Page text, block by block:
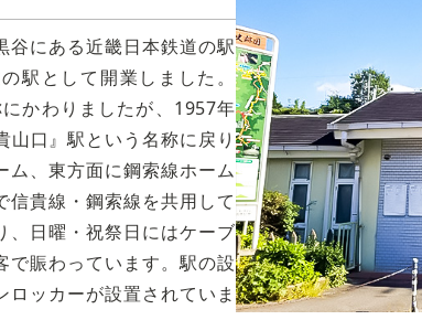
にある近畿日本鉄道の駅
駅として開業しました。
かわりましたが、1957年
山口』駅という名称に戻り
ム、東方面に鋼索線ホーム
信貴線・鋼索線を共用して
、日曜・祝祭日にはケーブ
で賑わっています。駅の設
ッカーが設置されていま